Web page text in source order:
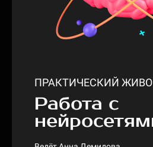
ПРАКТИЧЕСКИЙ
Работа с